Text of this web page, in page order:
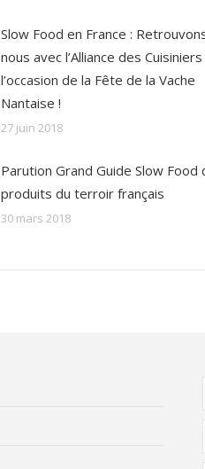
Slow Food en France :
nous avec l’Alliance des Cuisiniers
l’occasion de la Fête de la Vache
Nantaise !
27 juin 2018
Parution Grand Guide Slow Food
produits du terroir français
30 mars 2018